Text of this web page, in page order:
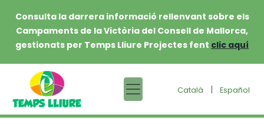
Consulta la darrera informació rellenvant sobre els
Campaments de la Victòria del Consell de Mallorca,
gestionats per Temps Lliure Projectes fent clic aquí
Català | Español